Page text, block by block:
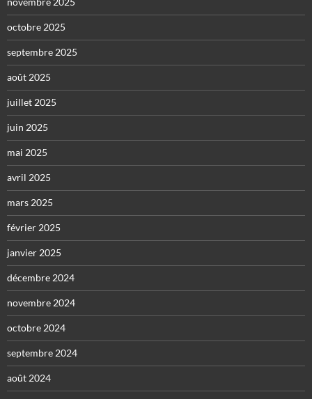
octobre 2025
septembre 2025
août 2025
juillet 2025
juin 2025
mai 2025
avril 2025
mars 2025
février 2025
janvier 2025
décembre 2024
novembre 2024
octobre 2024
septembre 2024
août 2024